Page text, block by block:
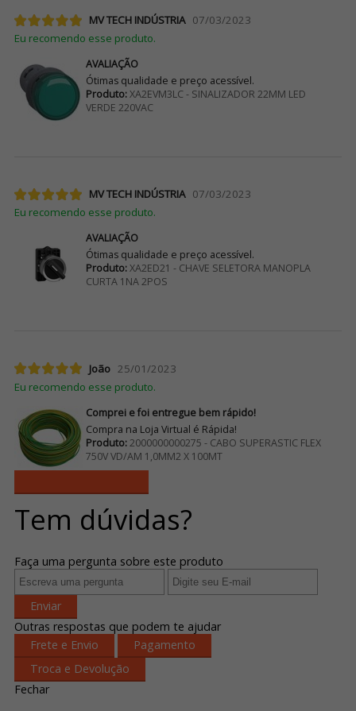
MV TECH INDÚSTRIA 07/03/2023
Eu recomendo esse produto.
AVALIAÇÃO
Ótimas qualidade e preço acessível.
Produto:XA2EVM3LC - SINALIZADOR 22MM LED
VERDE 220VAC
MV TECH INDÚSTRIA 07/03/2023
Eu recomendo esse produto.
AVALIAÇÃO
Ótimas qualidade e preço acessível.
Produto:XA2ED21 - CHAVE SELETORA MANOPLA
CURTA 1NA 2POS
João 25/01/2023
Eu recomendo esse produto.
Comprei e foi entregue bem rápido!
Compra na Loja Virtual é Rápida!
Produto:2000000000275 - CABO SUPERASTIC FLEX
750V VD/AM 1,0MM2 X 100MT
Tem dúvidas?
Faça uma pergunta sobre este produto
Enviar
Outras respostas que podem te ajudar
Frete e Envio
Pagamento
Troca e Devolução
Fechar